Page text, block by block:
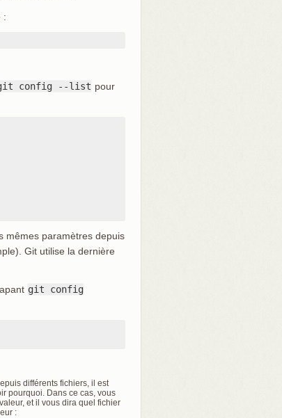
:
config --list pour
mêmes paramètres depuis
Git utilise la dernière
git config
différents fichiers, il est
pourquoi. Dans ce cas, vous
et il vous dira quel fichier
: